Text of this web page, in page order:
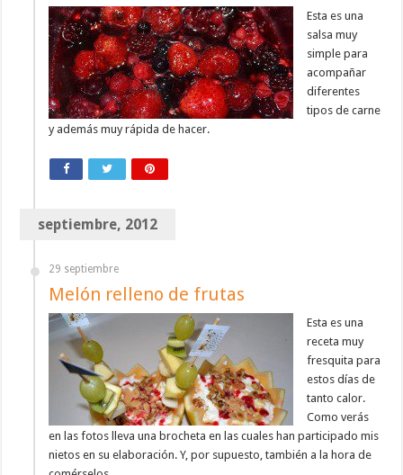
Esta es una
salsa muy
simple para
acompañar
diferentes
tipos de carne
y además muy rápida de hacer.
septiembre, 2012
29 septiembre
Melón relleno de frutas
Esta es una
receta muy
fresquita para
estos días de
tanto calor.
Como verás
en las fotos lleva una brocheta en las cuales han participado mis
nietos en su elaboración. Y, por supuesto, también a la hora de